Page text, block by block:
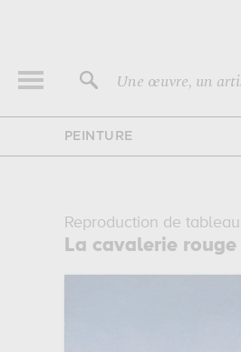
Une œuvre, un
PEINTURE
Reproduction de tableau
La cavalerie rouge